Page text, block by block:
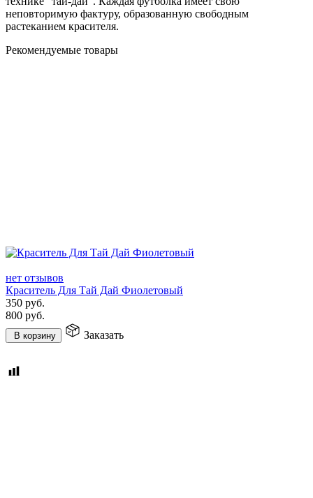
неповторимую фактуру, образованную свободным
растеканием красителя.
Рекомендуемые товары
нет отзывов
Краситель Для Тай Дай Фиолетовый
350 руб.
800 руб.
В корзину Заказать